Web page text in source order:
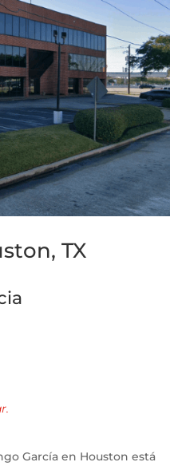
TX
García en Houston está